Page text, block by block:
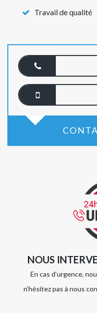
Travail de qualité
NOUS
En cas d’urgence,
n’hésitez pas à nous